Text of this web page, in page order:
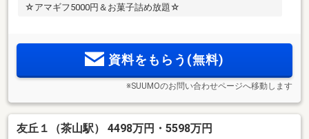
☆アマギフ5000円＆お菓子詰め放題☆
資料をもらう(無料)
※SUUMOのお問い合わせページへ移動します
友丘１（茶山駅） 4498万円・5598万円